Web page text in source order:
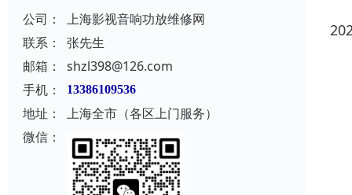
公司：
上海影视音响功放维修网
联系：
张先生
邮箱：
shzl398@126.com
手机：
13386109536
地址：
上海全市（各区上门服务）
微信：